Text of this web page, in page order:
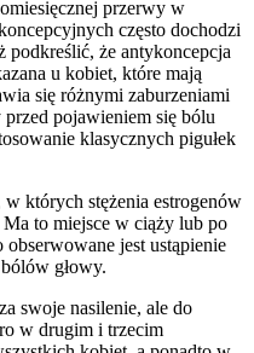
przerwy w
często dochodzi
podkreślić, że antykoncepcja
u kobiet, które mają
się różnymi zaburzeniami
pojawieniem się bólu
klasycznych pigułek
których stężenia estrogenów
to miejsce w ciąży lub po
jest ustąpienie
głowy.
swoje nasilenie, ale do
w drugim i trzecim